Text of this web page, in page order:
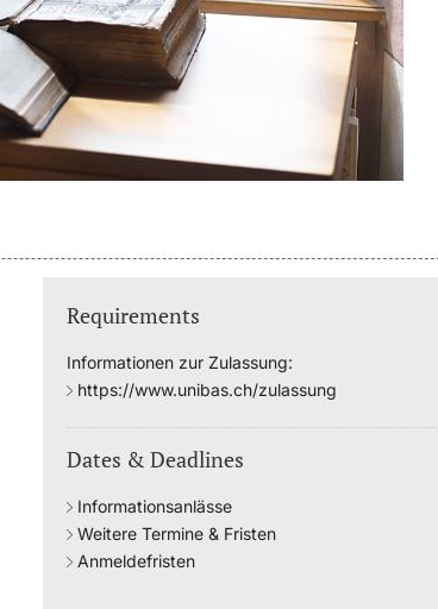
Requirements
Informationen zur Zulassung:
https://www.unibas.ch/zulassung
Dates & Deadlines
Informationsanlässe
Weitere Termine & Fristen
Anmeldefristen